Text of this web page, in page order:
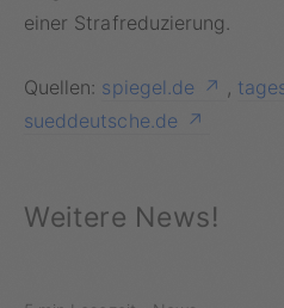
einer Strafreduzierung.
Quellen: spiegel.de ,
sueddeutsche.de
Weitere News!